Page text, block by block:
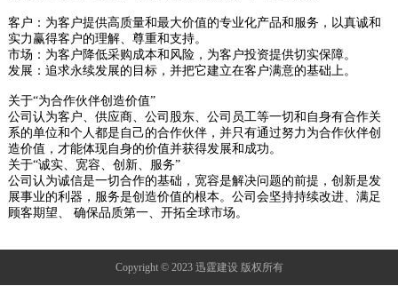
客户：为客户提供高质量和最大价值的专业化产品和服务，以真诚和
实力赢得客户的理解、尊重和支持。
市场：为客户降低采购成本和风险，为客户投资提供切实保障。
发展：追求永续发展的目标，并把它建立在客户满意的基础上。
关于“为合作伙伴创造价值”
公司认为客户、供应商、公司股东、公司员工等一切和自身有合作关
系的单位和个人都是自己的合作伙伴，并只有通过努力为合作伙伴创
造价值，才能体现自身的价值并获得发展和成功。
关于“诚实、宽容、创新、服务”
公司认为诚信是一切合作的基础，宽容是解决问题的前提，创新是发
展事业的利器，服务是创造价值的根本。公司会坚持持续改进、满足
顾客期望、 确保品质第一、开拓全球市场。
Copyright © 2023 迅霆建设 版权所有